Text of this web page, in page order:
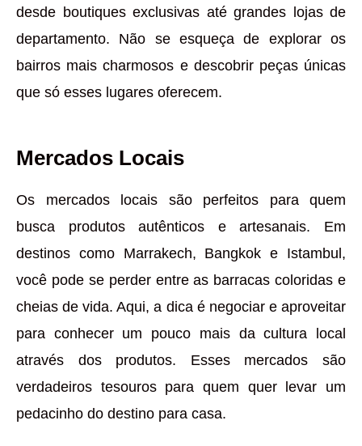
desde boutiques exclusivas até grandes lojas de
departamento. Não se esqueça de explorar os
bairros mais charmosos e descobrir peças únicas
que só esses lugares oferecem.
Mercados Locais
Os mercados locais são perfeitos para quem
busca produtos autênticos e artesanais. Em
destinos como Marrakech, Bangkok e Istambul,
você pode se perder entre as barracas coloridas e
cheias de vida. Aqui, a dica é negociar e aproveitar
para conhecer um pouco mais da cultura local
através dos produtos. Esses mercados são
verdadeiros tesouros para quem quer levar um
pedacinho do destino para casa.